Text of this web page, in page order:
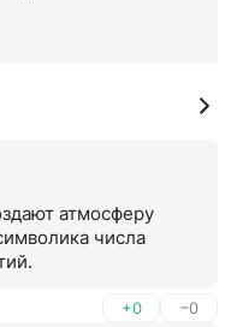
атмосферу
числа
+0 –0